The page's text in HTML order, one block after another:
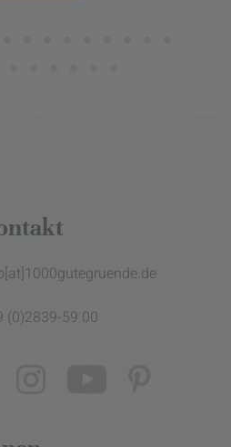
(0)2839-59 00